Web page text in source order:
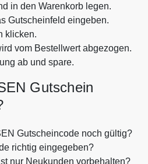
in den Warenkorb legen.
Gutscheinfeld eingeben.
klicken.
vom Bestellwert abgezogen.
ab und spare.
Gutschein
Gutscheincode noch gültig?
richtig eingegeben?
nur Neukunden vorbehalten?